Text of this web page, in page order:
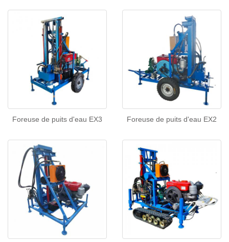
Foreuse de puits d'eau EX3 Foreuse de puits d'eau EX2